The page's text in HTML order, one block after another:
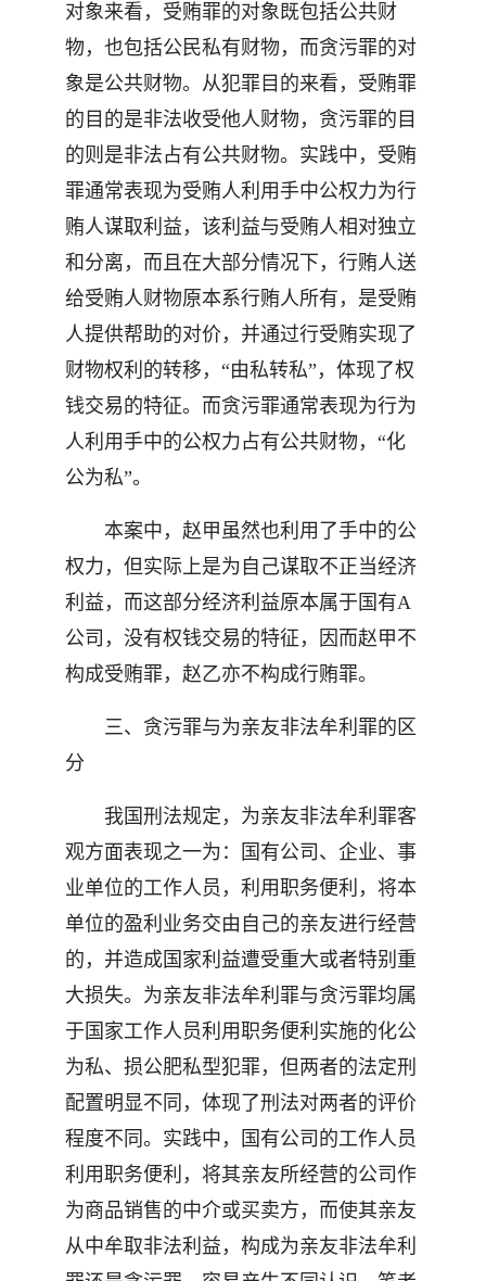
对象来看，受贿罪的对象既包括公共财
物，也包括公民私有财物，而贪污罪的对
象是公共财物。从犯罪目的来看，受贿罪
的目的是非法收受他人财物，贪污罪的目
的则是非法占有公共财物。实践中，受贿
罪通常表现为受贿人利用手中公权力为行
贿人谋取利益，该利益与受贿人相对独立
和分离，而且在大部分情况下，行贿人送
给受贿人财物原本系行贿人所有，是受贿
人提供帮助的对价，并通过行受贿实现了
财物权利的转移，“由私转私”，体现了权
钱交易的特征。而贪污罪通常表现为行为
人利用手中的公权力占有公共财物，“化
公为私”。
本案中，赵甲虽然也利用了手中的公
权力，但实际上是为自己谋取不正当经济
利益，而这部分经济利益原本属于国有A
公司，没有权钱交易的特征，因而赵甲不
构成受贿罪，赵乙亦不构成行贿罪。
三、贪污罪与为亲友非法牟利罪的区
分
我国刑法规定，为亲友非法牟利罪客
观方面表现之一为：国有公司、企业、事
业单位的工作人员，利用职务便利，将本
单位的盈利业务交由自己的亲友进行经营
的，并造成国家利益遭受重大或者特别重
大损失。为亲友非法牟利罪与贪污罪均属
于国家工作人员利用职务便利实施的化公
为私、损公肥私型犯罪，但两者的法定刑
配置明显不同，体现了刑法对两者的评价
程度不同。实践中，国有公司的工作人员
利用职务便利，将其亲友所经营的公司作
为商品销售的中介或买卖方，而使其亲友
从中牟取非法利益，构成为亲友非法牟利